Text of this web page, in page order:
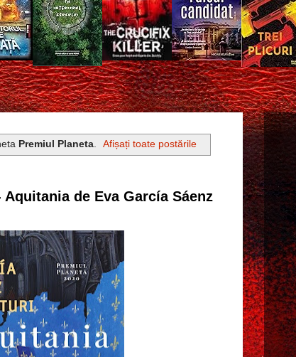
Premiul Planeta. Afișați toate postările
de Eva García Sáenz